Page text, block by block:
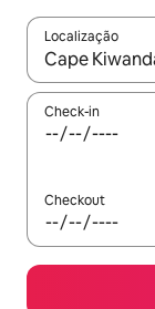
Localização
Quando os
Check-in
Checkout